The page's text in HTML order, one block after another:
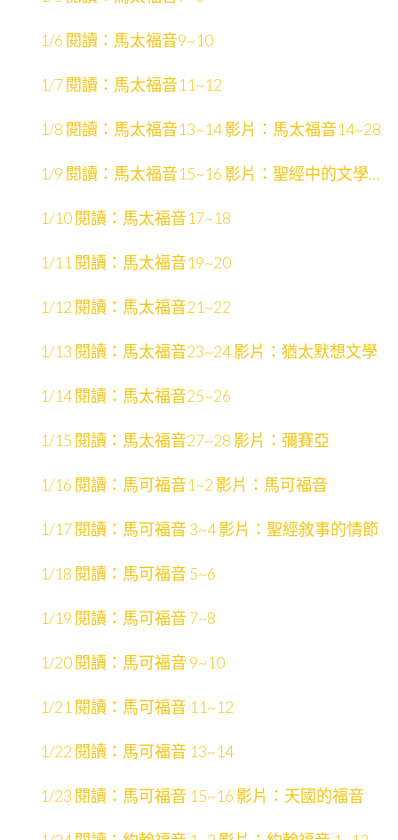
1/6 閱讀：馬太福音9~10
1/7 閱讀：馬太福音11~12
1/8 閱讀：馬太福音13~14 影片：馬太福音14~28
1/9 閱讀：馬太福音15~16 影片：聖經中的文學形
1/10 閱讀：馬太福音17~18
1/11 閱讀：馬太福音19~20
1/12 閱讀：馬太福音21~22
1/13 閱讀：馬太福音23~24 影片：猶太默想文學
1/14 閱讀：馬太福音25~26
1/15 閱讀：馬太福音27~28 影片：彌賽亞
1/16 閱讀：馬可福音1~2 影片：馬可福音
1/17 閱讀：馬可福音 3~4 影片：聖經敘事的情節
1/18 閱讀：馬可福音 5~6
1/19 閱讀：馬可福音 7~8
1/20 閱讀：馬可福音 9~10
1/21 閱讀：馬可福音 11~12
1/22 閱讀：馬可福音 13~14
1/23 閱讀：馬可福音 15~16 影片：天國的福音